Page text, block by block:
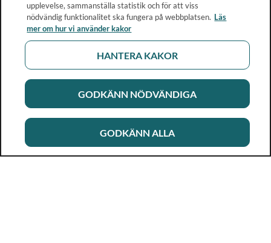
upplevelse, sammanställa statistik och för att viss
nödvändig funktionalitet ska fungera på webbplatsen. Läs
mer om hur vi använder kakor
HANTERA KAKOR
GODKÄNN NÖDVÄNDIGA
GODKÄNN ALLA